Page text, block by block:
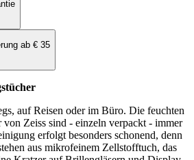
ab € 35
auf Reisen oder im Büro. Die feuchten
Zeiss sind - einzeln verpackt - immer
erfolgt besonders schonend, denn
aus mikrofeinem Zellstofftuch, das